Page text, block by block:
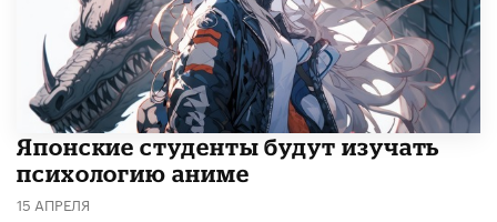
Японские студенты будут изучать
психологию аниме
15 АПРЕЛЯ